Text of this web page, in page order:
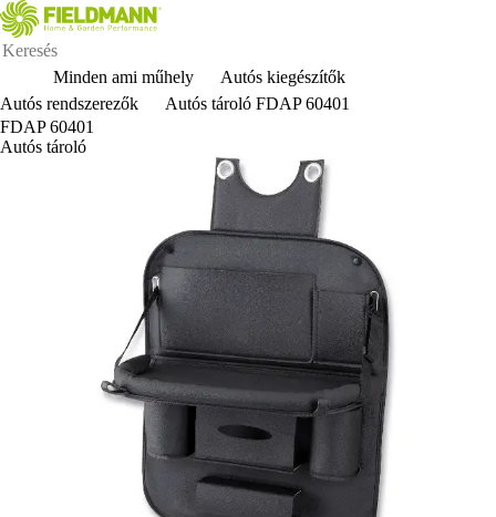
Minden ami műhely
Autós kiegészítők
Autós rendszerezők
Autós tároló FDAP 60401
FDAP 60401
Autós tároló